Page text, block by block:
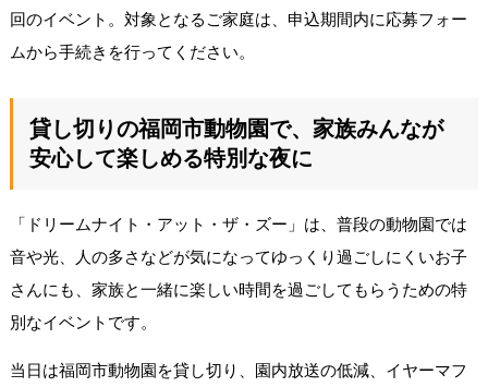
回のイベント。対象となるご家庭は、申込期間内に応募フォー
ムから手続きを行ってください。
貸し切りの福岡市動物園で、家族みんなが
安心して楽しめる特別な夜に
「ドリームナイト・アット・ザ・ズー」は、普段の動物園では
音や光、人の多さなどが気になってゆっくり過ごしにくいお子
さんにも、家族と一緒に楽しい時間を過ごしてもらうための特
別なイベントです。
当日は福岡市動物園を貸し切り、園内放送の低減、イヤーマフ